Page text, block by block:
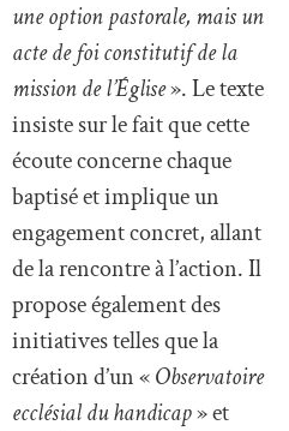
une option pastorale, mais un
acte de foi constitutif de la
mission de l’Église». Le texte
insiste sur le fait que cette
écoute concerne chaque
baptisé et implique un
engagement concret, allant
de la rencontre à l’action. Il
propose également des
initiatives telles que la
création d’un «Observatoire
ecclésial du handicap» et